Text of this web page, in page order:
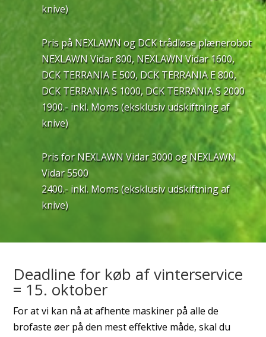
knive)
Pris på NEXLAWN og DCK trådløse plænerobot
NEXLAWN Vidar 800, NEXLAWN Vidar 1600,
DCK TERRANIA E 500, DCK TERRANIA E 800,
DCK TERRANIA S 1000, DCK TERRANIA S 2000
1900.- inkl. Moms (eksklusiv udskiftning af
knive)
Pris for NEXLAWN Vidar 3000 og NEXLAWN
Vidar 5500
2400.- inkl. Moms (eksklusiv udskiftning af
knive)
Deadline for køb af vinterservice
= 15. oktober
For at vi kan nå at afhente maskiner på alle de
brofaste øer på den mest effektive måde, skal du